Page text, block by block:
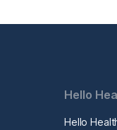
Hello
Hello Health